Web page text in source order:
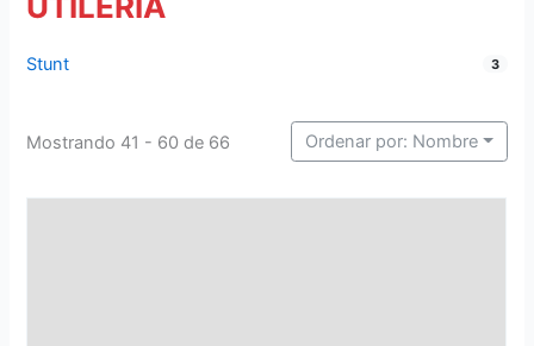
Stunt 3
Mostrando 41 - 60 de 66 Ordenar por: Nombre